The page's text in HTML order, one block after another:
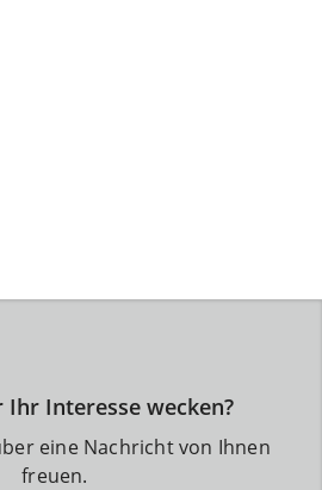
Interesse wecken?
eine Nachricht von Ihnen
freuen.